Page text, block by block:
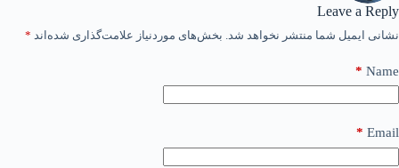
Leave a Reply
نشانی ایمیل شما منتشر نخواهد شد. بخش‌های موردنیاز علامت‌گذاری شده‌اند *
Name
*
Email
*